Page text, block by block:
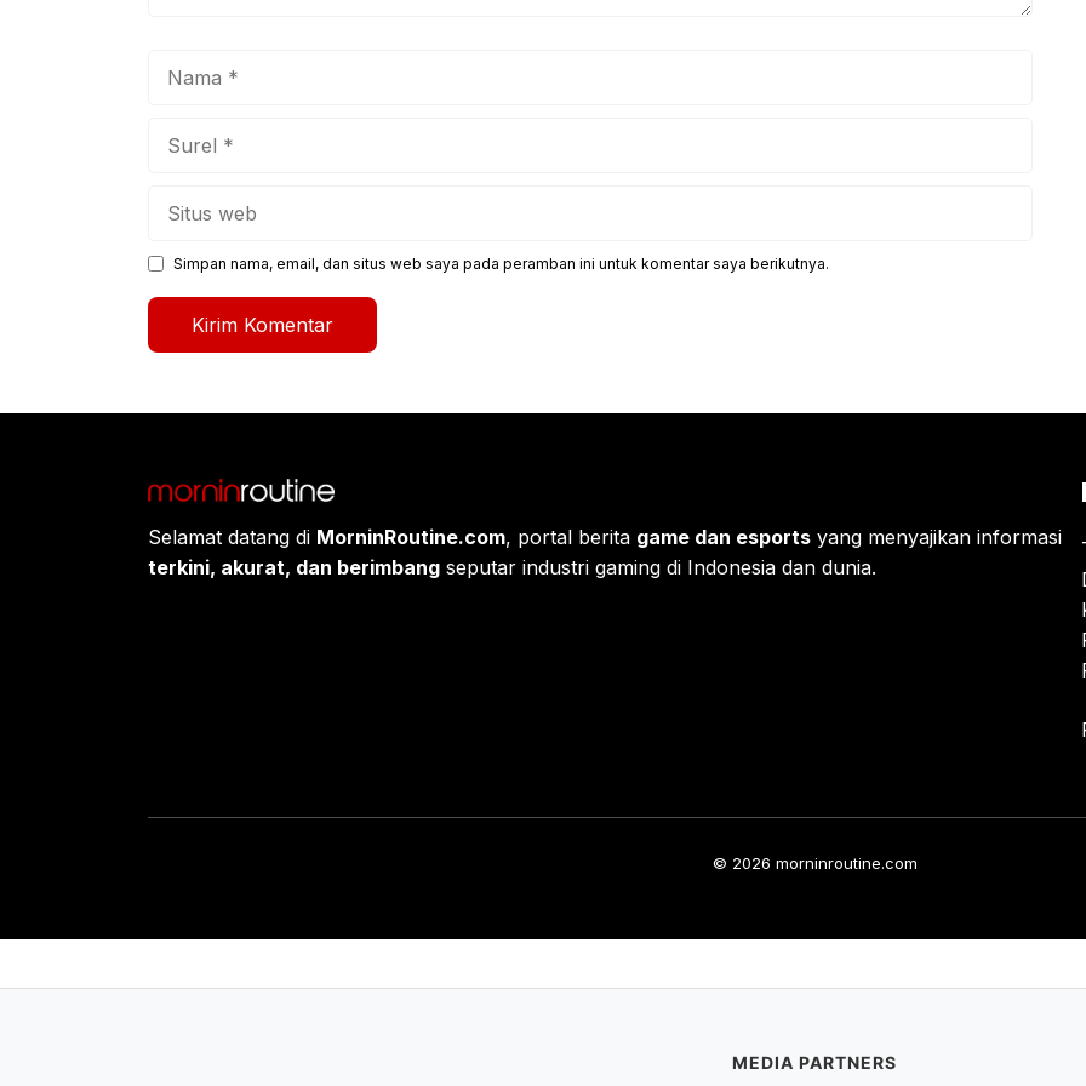
Simpan nama, email, dan situs web saya pada peramban ini untuk komentar saya berikutnya.
Selamat datang di MorninRoutine.com, portal berita game dan esports yang menyajikan informasi
terkini, akurat, dan berimbang seputar industri gaming di Indonesia dan dunia.
© 2026 morninroutine.com
MEDIA PARTNERS